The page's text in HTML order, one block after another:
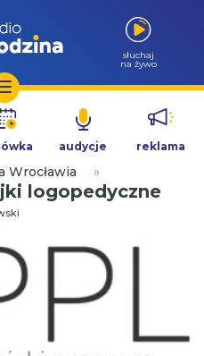
słuchaj
na żywo
audycje reklama
Wrocławia »
logopedyczne